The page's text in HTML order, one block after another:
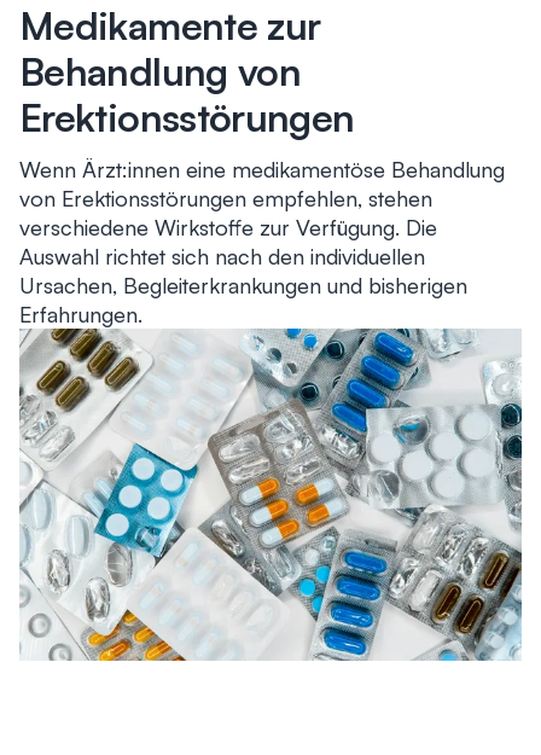
Medikamente zur
Behandlung von
Erektionsstörungen
Wenn Ärzt:innen eine medikamentöse Behandlung
von Erektionsstörungen empfehlen, stehen
verschiedene Wirkstoffe zur Verfügung. Die
Auswahl richtet sich nach den individuellen
Ursachen, Begleiterkrankungen und bisherigen
Erfahrungen.